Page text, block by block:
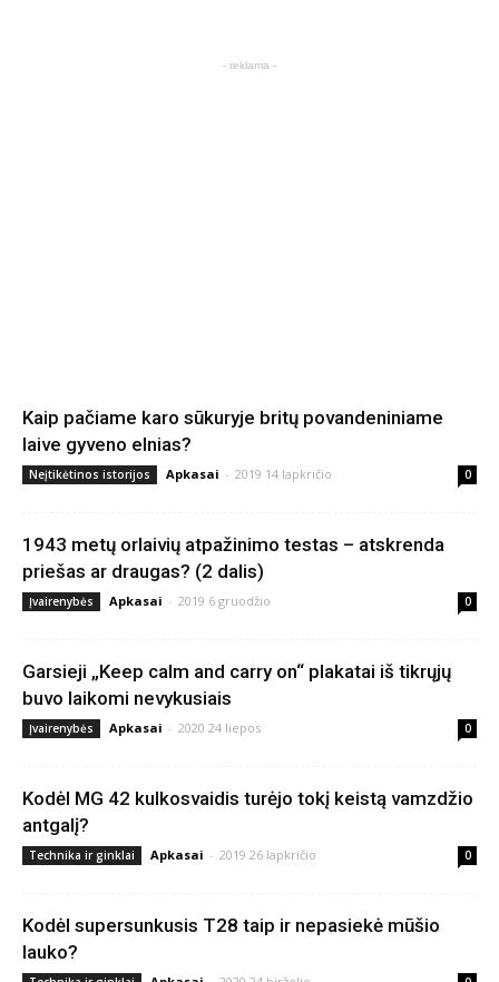
- reklama -
Kaip pačiame karo sūkuryje britų povandeniniame
laive gyveno elnias?
Neįtikėtinos istorijos Apkasai - 2019 14 lapkričio 0
1943 metų orlaivių atpažinimo testas – atskrenda
priešas ar draugas? (2 dalis)
Įvairenybės Apkasai - 2019 6 gruodžio 0
Garsieji „Keep calm and carry on“ plakatai iš tikrųjų
buvo laikomi nevykusiais
Įvairenybės Apkasai - 2020 24 liepos 0
Kodėl MG 42 kulkosvaidis turėjo tokį keistą vamzdžio
antgalį?
Technika ir ginklai Apkasai - 2019 26 lapkričio 0
Kodėl supersunkusis T28 taip ir nepasiekė mūšio
lauko?